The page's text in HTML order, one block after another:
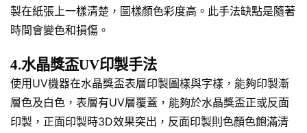
製在紙張上一樣清楚，圖樣顏色彩度高。此手法缺點是隨著
時間會變色和損傷。
4.水晶獎盃UV印製手法
使用UV機器在水晶獎盃表層印製圖樣與字樣，能夠印製漸
層色及白色，表層有UV層覆蓋，能夠於水晶獎盃正或反面
印製，正面印製時3D效果突出，反面印製則色顏色飽滿清